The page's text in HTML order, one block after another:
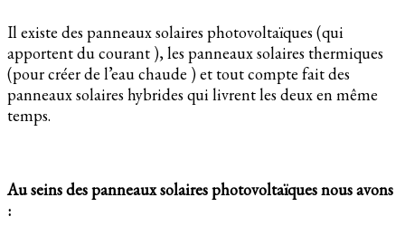
Il existe des panneaux solaires photovoltaïques (qui
apportent du courant ), les panneaux solaires thermiques
(pour créer de l’eau chaude ) et tout compte fait des
panneaux solaires hybrides qui livrent les deux en même
temps.
Au seins des panneaux solaires photovoltaïques nous avons
: